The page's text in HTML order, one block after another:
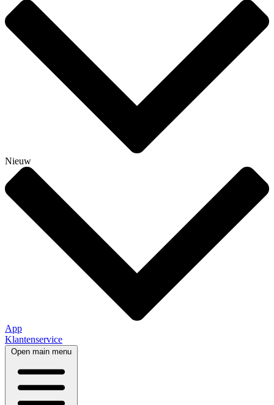
Nieuw
App
Klantenservice
Open main menu